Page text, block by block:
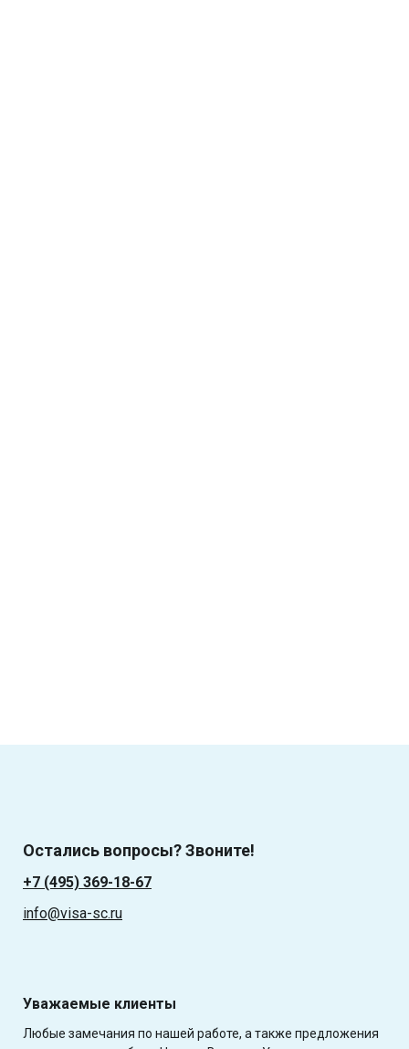
Остались вопросы? Звоните!
+7 (495) 369-18-67
info@visa-sc.ru
Уважаемые клиенты
Любые замечания по нашей работе, а также предложения